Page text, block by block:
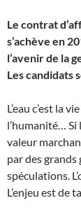
Le contrat
s’achève en
l’avenir de la
Les candidats
L’eau c’est la
l’humanité… Si
valeur
par des grands
spéculations.
L’enjeu est de